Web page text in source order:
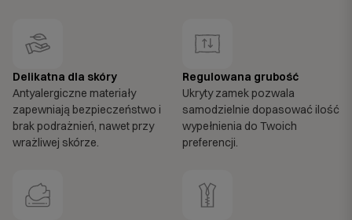
Delikatna dla skóry
Antyalergiczne materiały
zapewniają bezpieczeństwo i
brak podrażnień, nawet przy
wrażliwej skórze.
Regulowana grubość
Ukryty zamek pozwala
samodzielnie dopasować ilość
wypełnienia do Twoich
preferencji.